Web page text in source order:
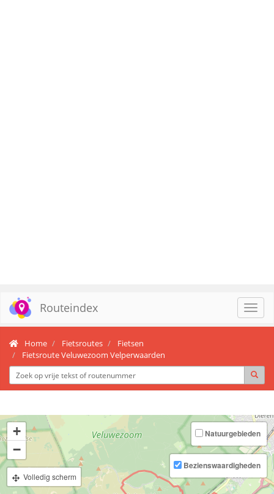
Routeindex
Home Fietsroutes
Fietsen
Fietsroute Veluwezoom Velperwaarden
+
−
Volledig scherm
Natuurgebieden
Bezienswaardigheden